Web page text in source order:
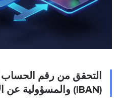
التحقق من رقم
(IBAN) والمسؤولية عن الاحتيال في التطبيقات